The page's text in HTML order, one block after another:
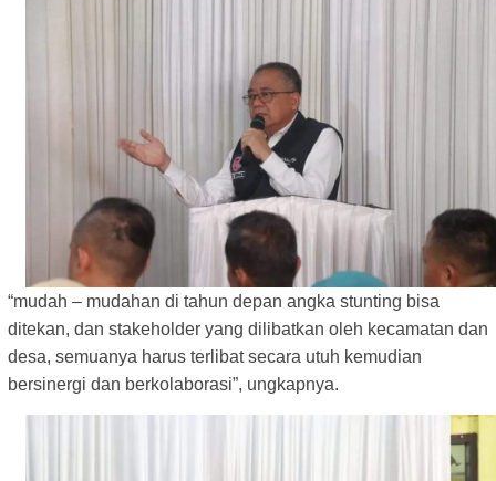
“mudah – mudahan di tahun depan angka stunting bisa
ditekan, dan stakeholder yang dilibatkan oleh kecamatan dan
desa, semuanya harus terlibat secara utuh kemudian
bersinergi dan berkolaborasi”, ungkapnya.